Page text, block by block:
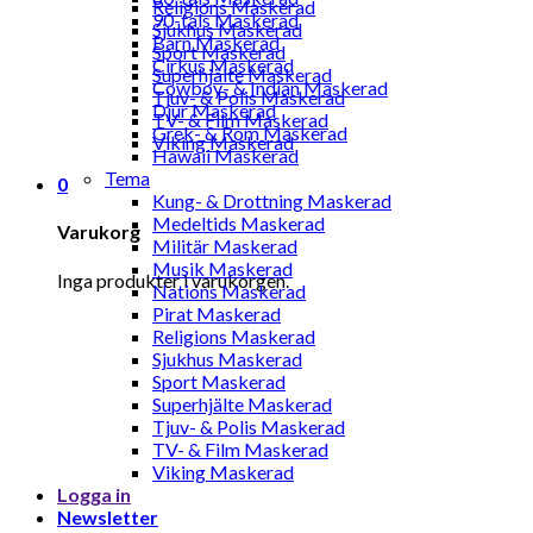
Religions Maskerad
Sjukhus Maskerad
Sport Maskerad
Superhjälte Maskerad
Tjuv- & Polis Maskerad
TV- & Film Maskerad
Viking Maskerad
0
Varukorg
Inga produkter i varukorgen.
90-tals Maskerad
Barn Maskerad
Cirkus Maskerad
Cowboy- & Indian Maskerad
Djur Maskerad
Grek- & Rom Maskerad
Hawaii Maskerad
Tema
Kung- & Drottning Maskerad
Medeltids Maskerad
Militär Maskerad
Musik Maskerad
Nations Maskerad
Pirat Maskerad
Religions Maskerad
Sjukhus Maskerad
Sport Maskerad
Superhjälte Maskerad
Tjuv- & Polis Maskerad
TV- & Film Maskerad
Viking Maskerad
Logga in
Newsletter